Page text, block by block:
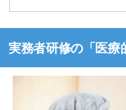
実務者研修の「医療